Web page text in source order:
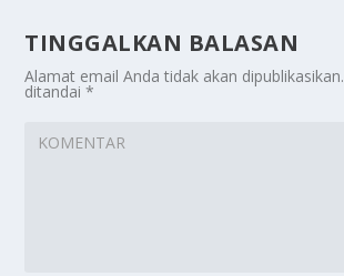
TINGGALKAN BALASAN
Alamat email Anda tidak akan dipublikasikan.
ditandai*